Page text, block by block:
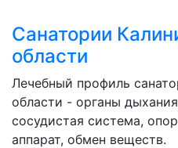
Санатории
области
Лечебный профиль
области - органы
сосудистая система,
аппарат, обмен веществ.